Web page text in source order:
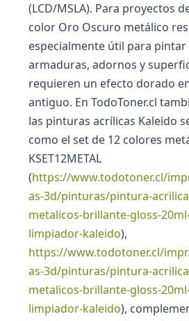
(LCD/MSLA). Para proyectos
color Oro Oscuro metálico
especialmente útil para pintar
armaduras, adornos y
requieren un efecto dorado
antiguo. En TodoToner.cl
las pinturas acrílicas Kaleido
como el set de 12 colores
KSET12METAL
(https://www.todotoner.cl/
as-3d/pinturas/pintura-
metalicos-brillante-gloss-
limpiador-kaleido),
https://www.todotoner.cl/
as-3d/pinturas/pintura-
metalicos-brillante-gloss-
limpiador-kaleido),